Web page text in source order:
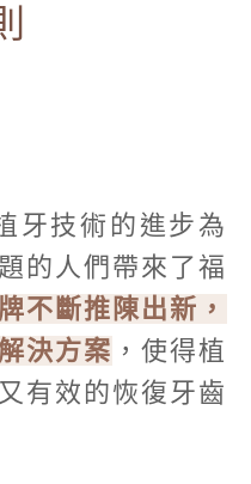
牙技術的進步為
的人們帶來了福
不斷推陳出新，
決方案 ，使得植
有效的恢復牙齒